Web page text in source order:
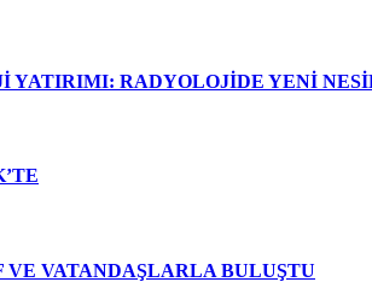
YATIRIMI: RADYOLOJİDE YENİ
VE VATANDAŞLARLA BULUŞTU